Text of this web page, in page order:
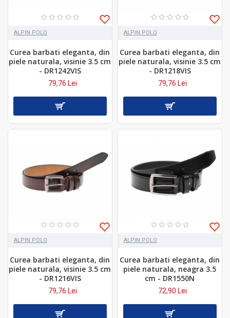
ALPIN POLO
Curea barbati eleganta, din
piele naturala, visinie 3.5 cm
- DR1242VIS
79,76 Lei
ALPIN POLO
Curea barbati eleganta, din
piele naturala, visinie 3.5 cm
- DR1218VIS
79,76 Lei
ALPIN POLO
Curea barbati eleganta, din
piele naturala, visinie 3.5 cm
- DR1216VIS
79,76 Lei
ALPIN POLO
Curea barbati eleganta, din
piele naturala, neagra 3.5
cm - DR1550N
72,90 Lei